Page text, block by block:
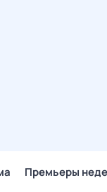
Премьеры